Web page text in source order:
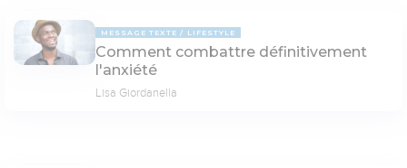
MESSAGE TEXTE LIFESTYLE
Comment combattre définitivement
l'anxiété
Lisa Giordanella